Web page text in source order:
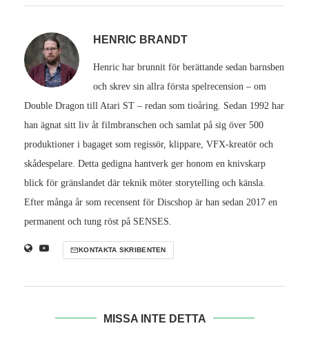
HENRIC BRANDT
Henric har brunnit för berättande sedan barnsben
och skrev sin allra första spelrecension – om
Double Dragon till Atari ST – redan som tioåring. Sedan 1992 har
han ägnat sitt liv åt filmbranschen och samlat på sig över 500
produktioner i bagaget som regissör, klippare, VFX-kreatör och
skådespelare. Detta gedigna hantverk ger honom en knivskarp
blick för gränslandet där teknik möter storytelling och känsla.
Efter många år som recensent för Discshop är han sedan 2017 en
permanent och tung röst på SENSES.
KONTAKTA SKRIBENTEN
MISSA INTE DETTA